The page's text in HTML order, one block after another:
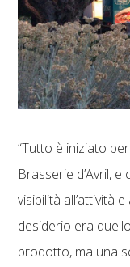
“Tutto è iniziato
Brasserie d’Avril,
visibilità all’attività
desiderio era
prodotto, ma una